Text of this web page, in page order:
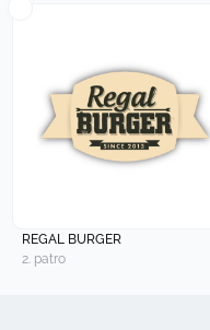
REGAL BURGER
2. patro